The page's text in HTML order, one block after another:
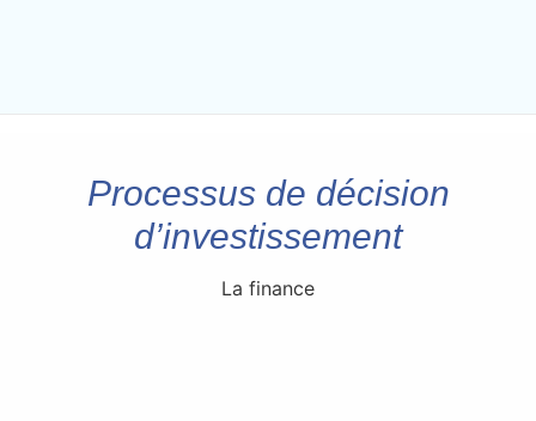
Processus de décision
d’investissement
La finance